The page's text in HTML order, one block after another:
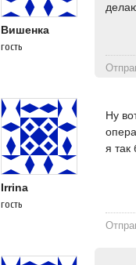
Вишенка
гость
Irrina
гость
Ну
я так